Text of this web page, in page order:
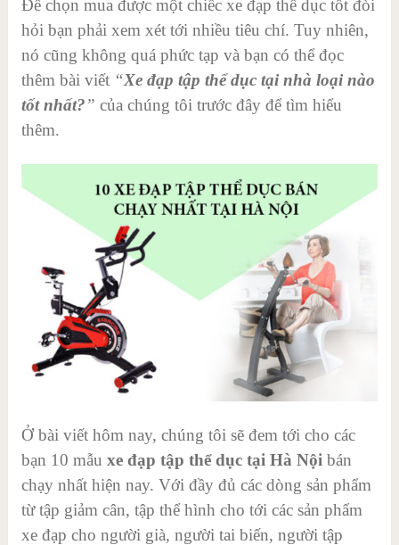
Để chọn mua được một chiếc xe đạp thể dục tốt đòi
hỏi bạn phải xem xét tới nhiều tiêu chí. Tuy nhiên,
nó cũng không quá phức tạp và bạn có thể đọc
thêm bài viết “Xe đạp tập thể dục tại nhà loại nào
tốt nhất?” của chúng tôi trước đây để tìm hiểu
thêm.
Ở bài viết hôm nay, chúng tôi sẽ đem tới cho các
bạn 10 mẫu xe đạp tập thể dục tại Hà Nội bán
chạy nhất hiện nay. Với đầy đủ các dòng sản phẩm
từ tập giảm cân, tập thể hình cho tới các sản phẩm
xe đạp cho người già, người tai biến, người tập